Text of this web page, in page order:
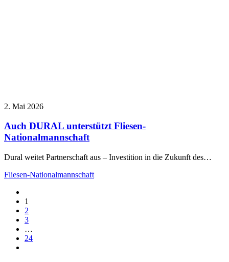
2. Mai 2026
Auch DURAL unterstützt Fliesen-
Nationalmannschaft
Dural weitet Partnerschaft aus – Investition in die Zukunft des…
Fliesen-Nationalmannschaft
1
2
3
…
24